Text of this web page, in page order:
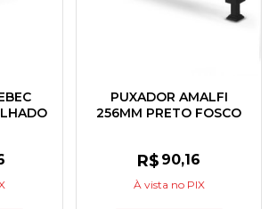
PUXADOR AMALFI
256MM PRETO FOSCO
R$ 90,16
À vista no PIX